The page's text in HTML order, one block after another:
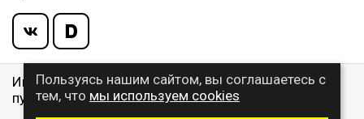
Информация указанная на сайте, не является
публичной офертой, определяемой ст. 437 ГК РФ
Пользуясь нашим сайтом, вы соглашаетесь с
тем, что мы используем cookies